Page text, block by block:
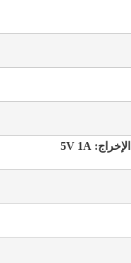
الإخراج: 5V 1A